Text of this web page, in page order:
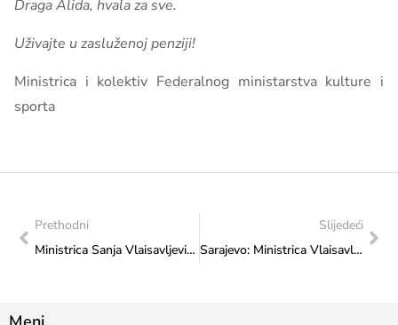
Draga Alida, hvala za sve.
Uživajte u zasluženoj penziji!
Ministrica i kolektiv Federalnog ministarstva kulture i
sporta
Prethodni
Ministrica Sanja Vlaisavljević s predstavnicima Taekwondo saveza Bosne i Hercegovine
Slijedeći
Sarajevo: Ministrica Vlaisavljević na sastanku predstavnika Vlade FBiH sa Sattlerom i Murphyem